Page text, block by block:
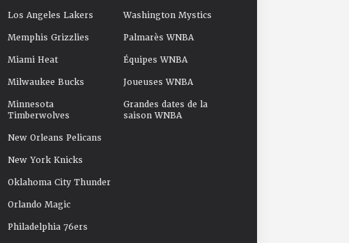
Los Angeles Lakers
Memphis Grizzlies
Miami Heat
Milwaukee Bucks
Minnesota
Timberwolves
New Orleans Pelicans
New York Knicks
Oklahoma City Thunder
Orlando Magic
Philadelphia 76ers
Washington Mystics
Palmarès WNBA
Équipes WNBA
Joueuses WNBA
Grandes dates de la
saison WNBA